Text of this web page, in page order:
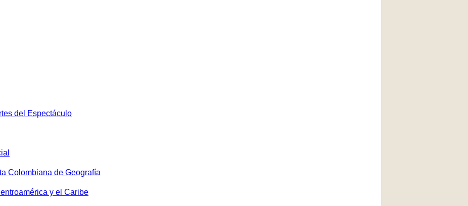
del Espectáculo
Colombiana de Geografía
y el Caribe